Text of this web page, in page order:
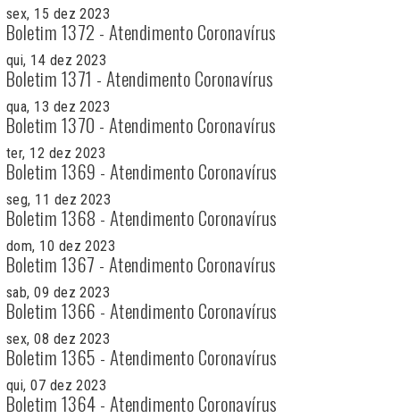
sex, 15 dez 2023
Boletim 1372 - Atendimento Coronavírus
qui, 14 dez 2023
Boletim 1371 - Atendimento Coronavírus
qua, 13 dez 2023
Boletim 1370 - Atendimento Coronavírus
ter, 12 dez 2023
Boletim 1369 - Atendimento Coronavírus
seg, 11 dez 2023
Boletim 1368 - Atendimento Coronavírus
dom, 10 dez 2023
Boletim 1367 - Atendimento Coronavírus
sab, 09 dez 2023
Boletim 1366 - Atendimento Coronavírus
sex, 08 dez 2023
Boletim 1365 - Atendimento Coronavírus
qui, 07 dez 2023
Boletim 1364 - Atendimento Coronavírus